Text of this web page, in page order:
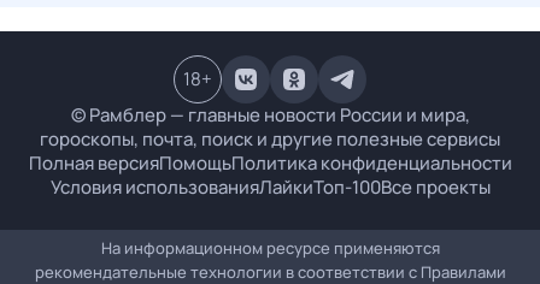
© Рамблер — главные новости России и мира,
гороскопы, почта, поиск и другие полезные сервисы
Полная версияПомощьПолитика конфиденциальности
Условия использованияЛайкиТоп-100Все проекты
18+
На информационном ресурсе применяются
рекомендательные технологии в соответствии с Правилами